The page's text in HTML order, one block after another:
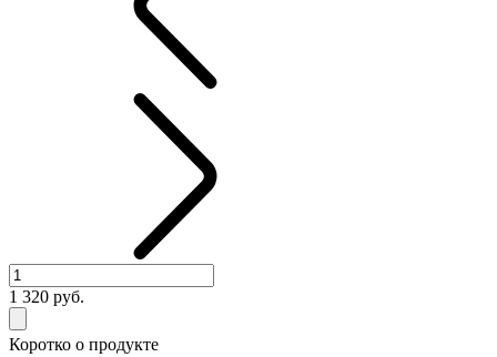
1 320 руб.
Коротко о продукте